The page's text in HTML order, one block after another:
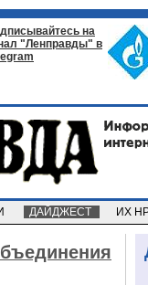
на
"Ленправды" в
ДАЙДЖЕСТ ИХ